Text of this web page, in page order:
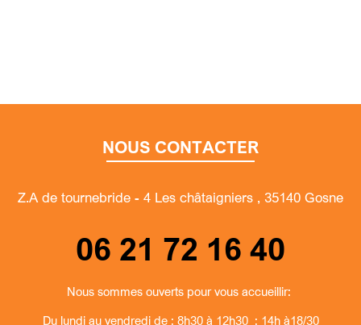
NOUS CONTACTER
Z.A de tournebride - 4 Les châtaigniers , 35140 Gosne
06 21 72 16 40
Nous sommes ouverts pour vous accueillir:
Du lundi au vendredi de : 8h30 à 12h30 ; 14h à18/30